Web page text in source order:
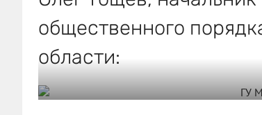
общественного
области: